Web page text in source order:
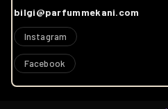
bilgi@parfummekani.com
Instagram
Facebook